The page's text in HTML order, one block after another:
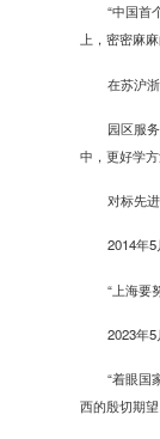
“中国首
上，密密麻
在苏沪
园区服
中，更好学
对标先
2014年5
“上海要
2023年5
“着眼国
西的殷切期望